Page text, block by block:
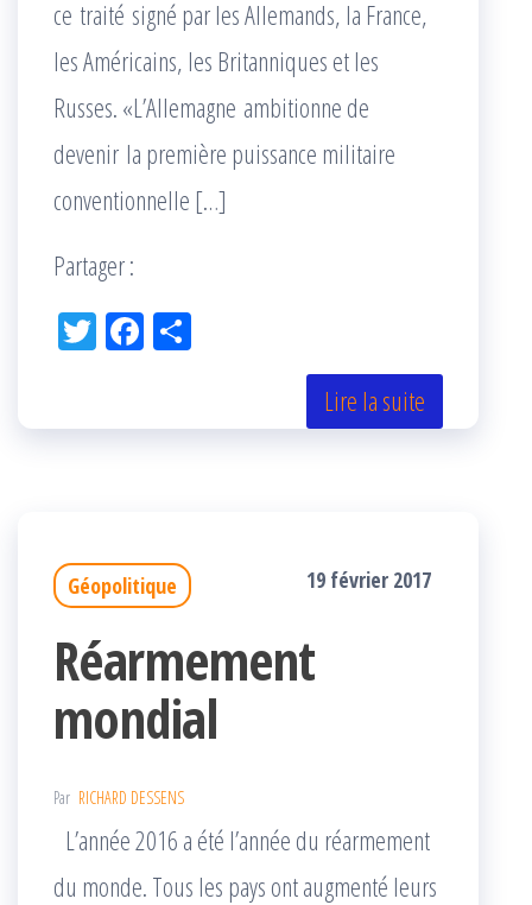
ce traité signé par les Allemands, la France,
les Américains, les Britanniques et les
Russes. «L’Allemagne ambitionne de
devenir la première puissance militaire
conventionnelle […]
Partager :
Tw Fac
k r
Lire la suite
Géopolitique 19 février 2017
Réarmement
mondial
Par RICHARD DESSENS
L’année 2016 a été l’année du réarmement
du monde. Tous les pays ont augmenté leurs